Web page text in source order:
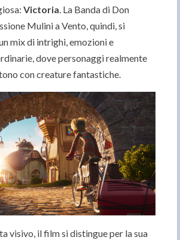
Victoria. La Banda di Don
Mulini a Vento, quindi, si
mix di intrighi, emozioni e
dove personaggi realmente
con creature fantastiche.
visivo, il film si distingue per la sua